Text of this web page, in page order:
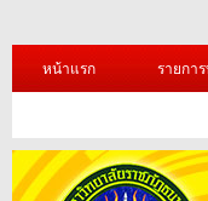
หน้าแรก รายกา